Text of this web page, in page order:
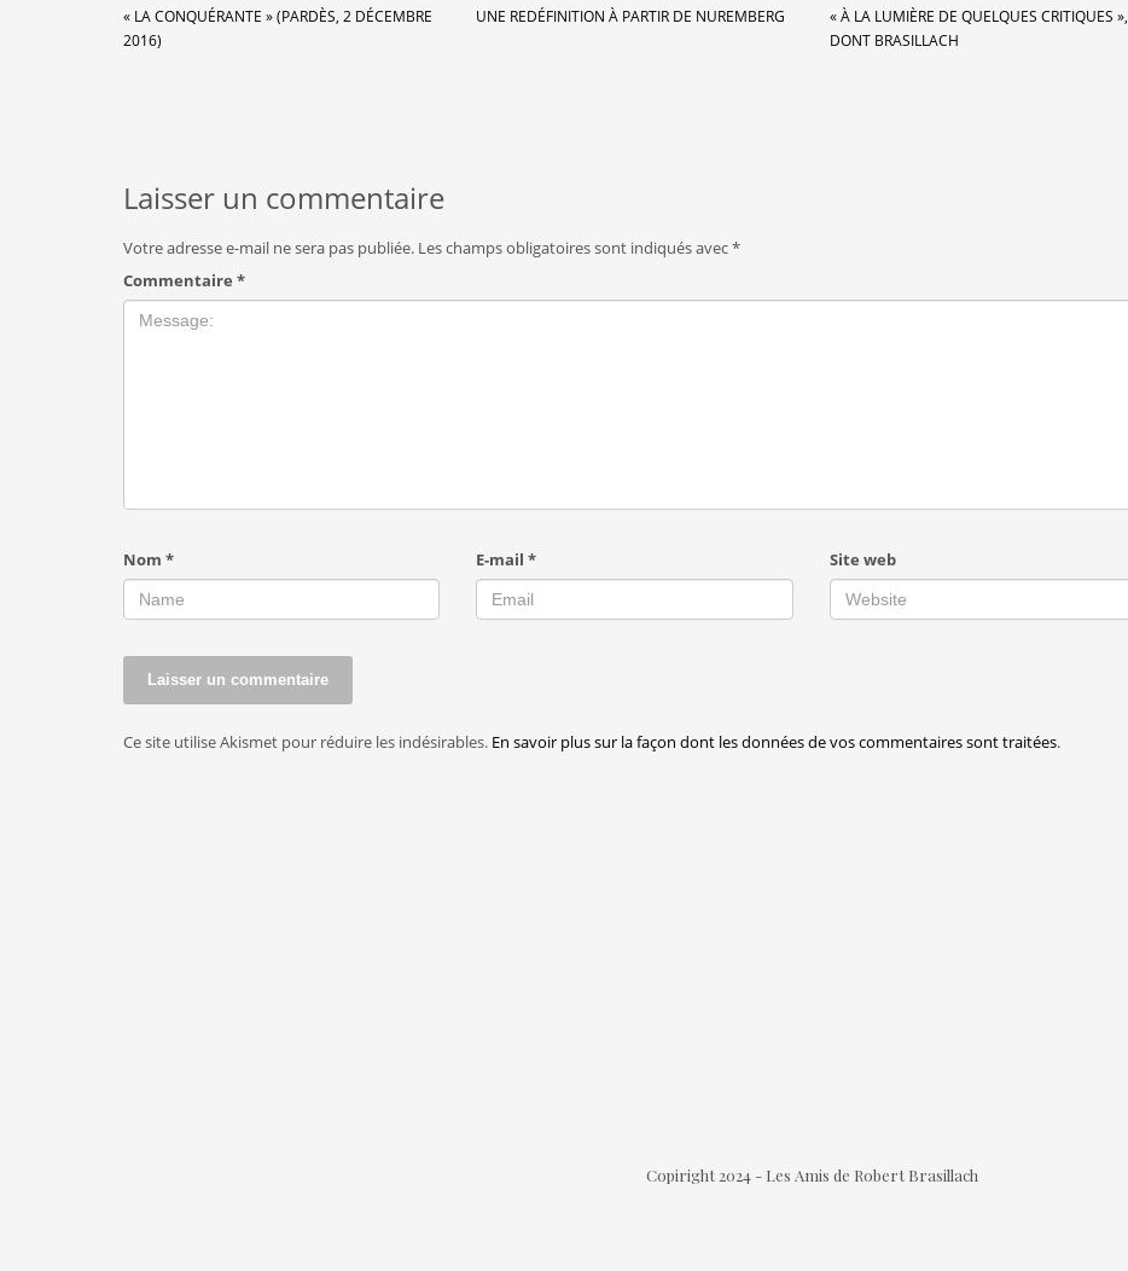
« LA CONQUÉRANTE » (PARDÈS, 2 DÉCEMBRE
2016)
UNE REDÉFINITION À PARTIR DE NUREMBERG
« À LA LUMIÈRE DE QUELQUES CRITIQUES »,
DONT BRASILLACH
Laisser un commentaire
Votre adresse e-mail ne sera pas publiée. Les champs obligatoires sont indiqués avec*
Commentaire *
Nom * E-mail* Site web
Ce site utilise Akismet pour réduire les indésirables. En savoir plus sur la façon dont les données de vos commentaires sont traitées.
Copiright 2024 - Les Amis de Robert Brasillach